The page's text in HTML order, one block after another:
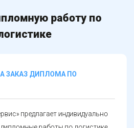
работу по
ЗАКАЗ ДИПЛОМА ПО
предлагает индивидуально